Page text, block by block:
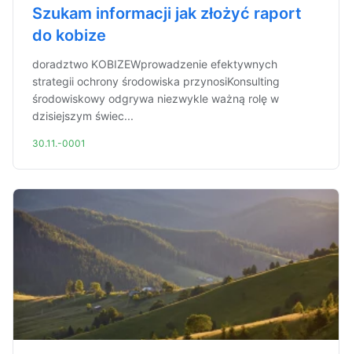
Szukam informacji jak złożyć raport
do kobize
doradztwo KOBIZEWprowadzenie efektywnych
strategii ochrony środowiska przynosiKonsulting
środowiskowy odgrywa niezwykle ważną rolę w
dzisiejszym świec...
30.11.-0001